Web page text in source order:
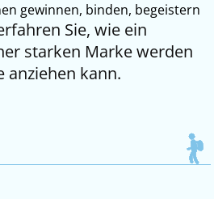
gewinnen, binden, begeistern
Sie, wie ein
starken Marke werden
anziehen kann.